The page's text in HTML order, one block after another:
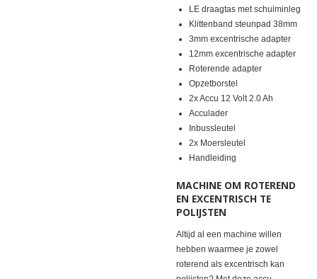
LE draagtas met schuiminleg
Klittenband steunpad 38mm
3mm excentrische adapter
12mm excentrische adapter
Roterende adapter
Opzetborstel
2x Accu 12 Volt 2.0 Ah
Acculader
Inbussleutel
2x Moersleutel
Handleiding
MACHINE OM ROTEREND
EN EXCENTRISCH TE
POLIJSTEN
Altijd al een machine willen
hebben waarmee je zowel
roterend als excentrisch kan